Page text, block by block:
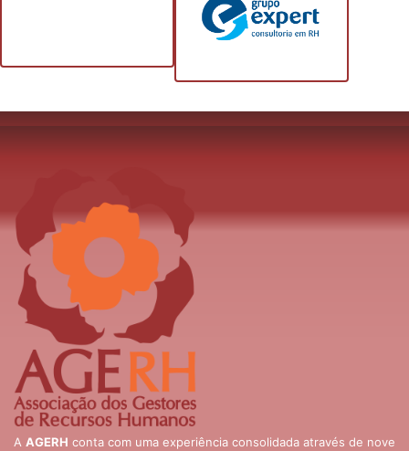
A AGERH conta com uma experiência consolidada através de nove